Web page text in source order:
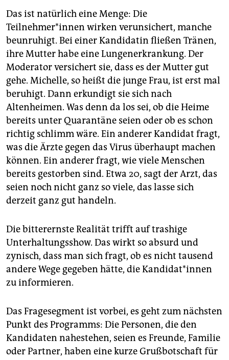
Das ist natürlich eine Menge: Die
Teilnehmer*innen wirken verunsichert, manche
beunruhigt. Bei einer Kandidatin fließen Tränen,
ihre Mutter habe eine Lungenerkrankung. Der
Moderator versichert sie, dass es der Mutter gut
gehe. Michelle, so heißt die junge Frau, ist erst mal
beruhigt. Dann erkundigt sie sich nach
Altenheimen. Was denn da los sei, ob die Heime
bereits unter Quarantäne seien oder ob es schon
richtig schlimm wäre. Ein anderer Kandidat fragt,
was die Ärzte gegen das Virus überhaupt machen
können. Ein anderer fragt, wie viele Menschen
bereits gestorben sind. Etwa 20, sagt der Arzt, das
seien noch nicht ganz so viele, das lasse sich
derzeit ganz gut handeln.
Die bitterernste Realität trifft auf trashige
Unterhaltungsshow. Das wirkt so absurd und
zynisch, dass man sich fragt, ob es nicht tausend
andere Wege gegeben hätte, die Kandidat*innen
zu informieren.
Das Fragesegment ist vorbei, es geht zum nächsten
Punkt des Programms: Die Personen, die den
Kandidaten nahestehen, seien es Freunde, Familie
oder Partner, haben eine kurze Grußbotschaft für